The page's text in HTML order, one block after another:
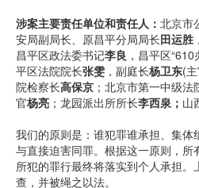
涉案主要责任单位和责任人： 北京市
安局副局长、原昌平分局局长田运胜
昌平区政法委书记李良 ，昌平区
平区法院院长张雯 ，副庭长杨卫东(
院检察长高保京 ；北京市第一中级法
官杨亮 ；龙园派出所所长李西泉； 山
我们的原则是：谁犯罪谁承担、集
与直接迫害同罪。根据这一原则，
所犯的罪行最终将落实到个人承担。
查，并被绳之以法。